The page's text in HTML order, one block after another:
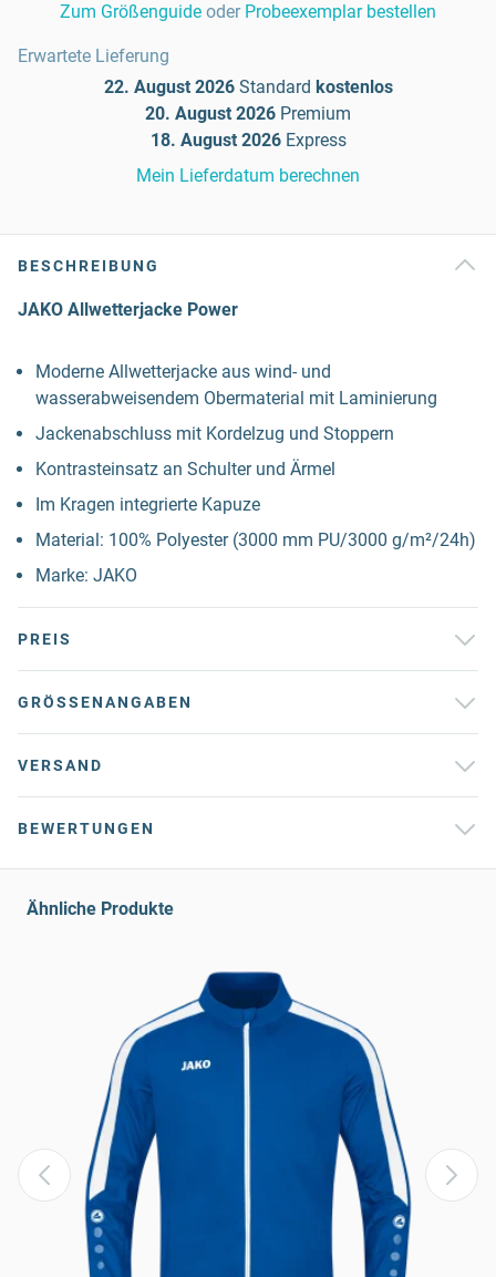
Zum Größenguide oder Probeexemplar bestellen
Erwartete Lieferung
22. August 2026 Standard kostenlos
20. August 2026 Premium
18. August 2026 Express
Mein Lieferdatum berechnen
BESCHREIBUNG
JAKO Allwetterjacke Power
Moderne Allwetterjacke aus wind- und
wasserabweisendem Obermaterial mit Laminierung
Jackenabschluss mit Kordelzug und Stoppern
Kontrasteinsatz an Schulter und Ärmel
Im Kragen integrierte Kapuze
Material: 100% Polyester (3000 mm PU/3000 g/m²/24h)
Marke: JAKO
PREIS
GRÖSSENANGABEN
VERSAND
BEWERTUNGEN
Ähnliche Produkte